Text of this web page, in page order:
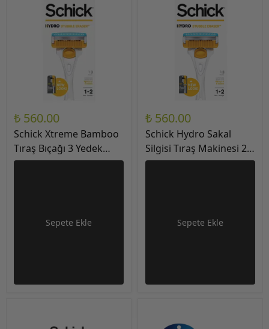
₺ 560.00
Schick Xtreme Bamboo
Tıraş Bıçağı 3 Yedek
Bıçaklı
Sepete Ekle
₺ 560.00
Schick Hydro Sakal
Silgisi Tıraş Makinesi 2
Yedek Bıçaklı
Sepete Ekle